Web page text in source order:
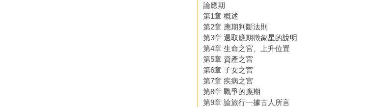
論應期
第1章 概述
第2章 應期判斷法則
第3章 選取應期徵象星的說明
第4章 生命之宮、上升位置
第5章 資產之宮
第6章 子女之宮
第7章 疾病之宮
第8章 戰爭的應期
第9章 論旅行―據古人所言